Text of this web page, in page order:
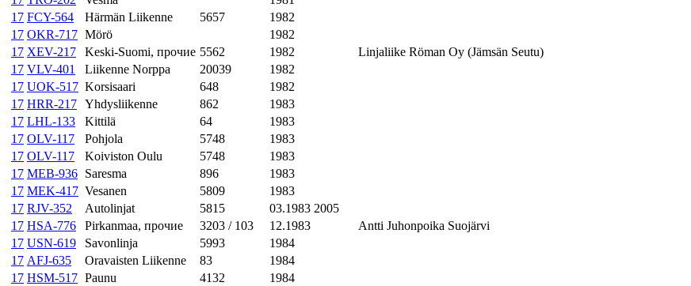
17 FCY-564 Härmän Liikenne 5657
1982
17 OKR-717 Mörö
1982
17 XEV-217 Keski-Suomi, прочие 5562 1982
Linjaliike Röman Oy (Jämsän Seutu)
17 VLV-401 Liikenne Norppa 20039
1982
17 UOK-517 Korsisaari 648
1982
17 HRR-217 Yhdysliikenne 862
1983
17 LHL-133 Kittilä 64
1983
17 OLV-117 Pohjola 5748
1983
17 OLV-117 Koiviston Oulu 5748
1983
17 MEB-936 Saresma 896
1983
17 MEK-417 Vesanen 5809
1983
17 RJV-352 Autolinjat 5815 03.1983 2005
17 HSA-776 Pirkanmaa, прочие 3203 / 103 12.1983
Antti Juhonpoika Suojärvi
17 USN-619 Savonlinja 5993
1984
17 AFJ-635 Oravaisten Liikenne 83
1984
17 HSM-517 Paunu 4132 1984